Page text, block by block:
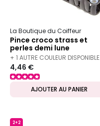
La Boutique du Coiffeur
Pince croco strass et
perles demi lune
+ 1 AUTRE COULEUR DISPONIBLE
4,46 €
AJOUTER AU PANIER
2+2